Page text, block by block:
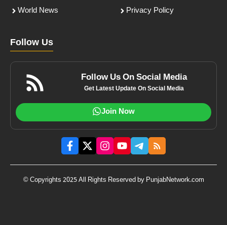
World News
Privacy Policy
Follow Us
Follow Us On Social Media
Get Latest Update On Social Media
Join Now
© Copyrights 2025 All Rights Reserved by PunjabNetwork.com